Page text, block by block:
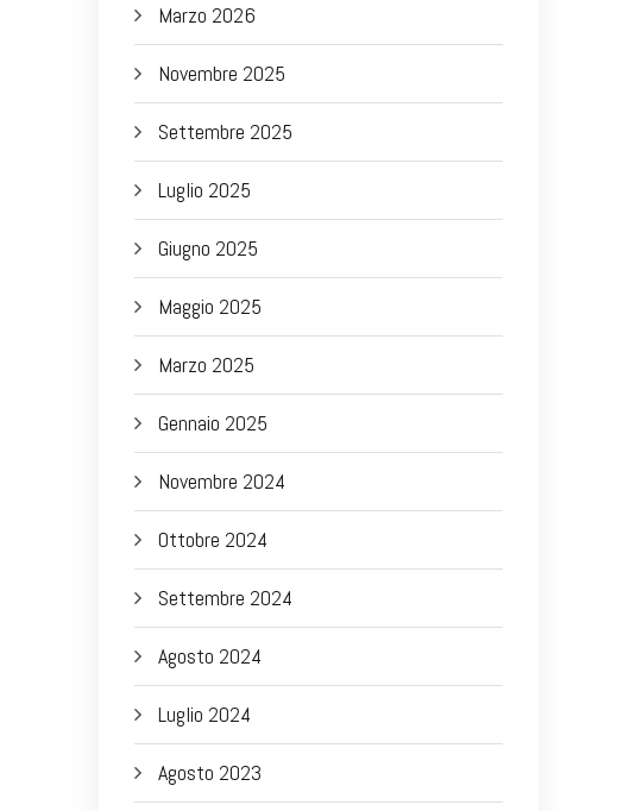
Marzo 2026
Novembre 2025
Settembre 2025
Luglio 2025
Giugno 2025
Maggio 2025
Marzo 2025
Gennaio 2025
Novembre 2024
Ottobre 2024
Settembre 2024
Agosto 2024
Luglio 2024
Agosto 2023